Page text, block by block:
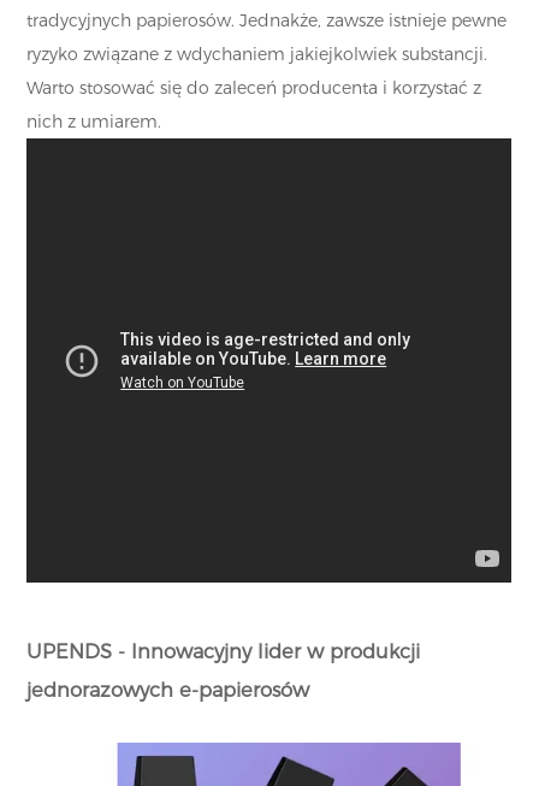
tradycyjnych papierosów. Jednakże, zawsze istnieje pewne
ryzyko związane z wdychaniem jakiejkolwiek substancji.
Warto stosować się do zaleceń producenta i korzystać z
nich z umiarem.
UPENDS - Innowacyjny lider w produkcji
jednorazowych e-papierosów